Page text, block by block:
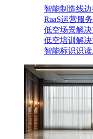
智能制造线
RaaS运营服
低空场景解
低空培训解
智能标识识读